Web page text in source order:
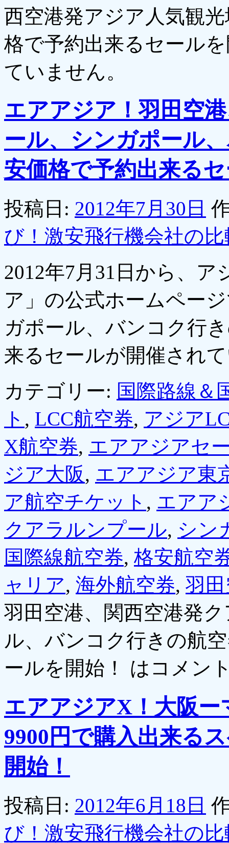
西空港発アジア人気観
格で予約出来るセール
ていません。
エアアジア！羽田空
ール、シンガポール
安価格で予約出来る
投稿日: 2012年7月30日
び！激安飛行機会社の
2012年7月31日から、
ア」の公式ホームペー
ガポール、バンコク行
来るセールが開催され
カテゴリー: 国際路線＆
ト , LCC航空券, アジア
X航空券, エアアジアセ
ジア大阪, エアアジア東
ア航空チケット , エアア
クアラルンプール, シン
国際線航空券, 格安航空
ャリア, 海外航空券, 羽
羽田空港、関西空港発
ル、バンコク行きの航
ールを開始！ は コメン
エアアジアX！大阪
9900円で購入出来る
開始！
投稿日: 2012年6月18日
び！激安飛行機会社の